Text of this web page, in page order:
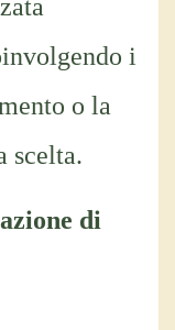
i
o la
scelta.
di